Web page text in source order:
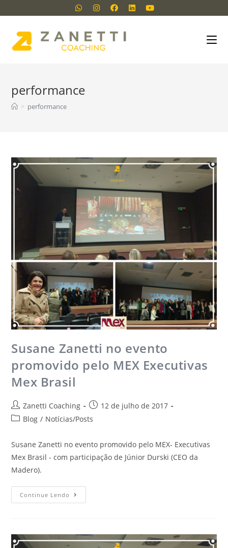
performance
> performance
Susane Zanetti no evento
promovido pelo MEX Executivas
Mex Brasil
Zanetti Coaching
12 de julho de 2017
Blog / Notícias/Posts
Susane Zanetti no evento promovido pelo MEX- Executivas
Mex Brasil - com participação de Júnior Durski (CEO da
Madero).
Continue Lendo